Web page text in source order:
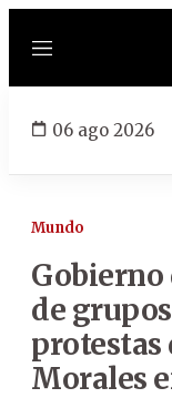
Menú
06 ago 2026
Mundo
Gobierno
de
protestas
Morales